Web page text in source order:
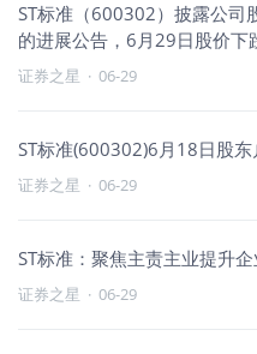
ST标准（600302）披露公司
的进展公告，6月29日股价下
证券之星 · 06-29
ST标准(600302)6月18日股
证券之星 · 06-29
ST标准：聚焦主责主业提升
证券之星 · 06-29